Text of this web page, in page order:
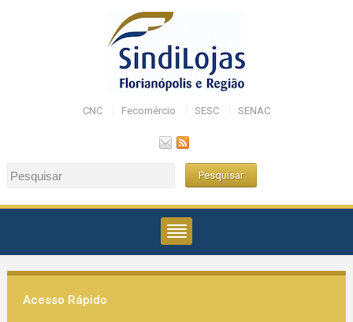
CNC Fecomércio SESC SENAC
Acesso Rápido